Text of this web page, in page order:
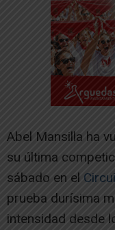
Abel Mansilla ha
su última
sábado en el
prueba durísima
intensidad desde